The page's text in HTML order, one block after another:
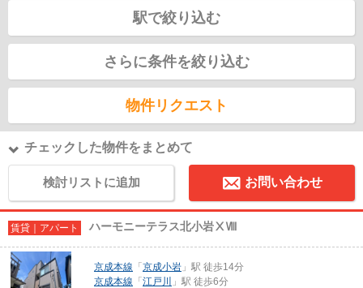
駅で絞り込む
さらに条件を絞り込む
物件リクエスト
チェックした物件をまとめて
検討リストに追加 お問い合わせ
賃貸｜アパート ハーモニーテラス北小岩ⅩⅧ
京成本線 「 京成小岩 」駅 徒歩14分
京成本線 「 江戸川
」駅 徒歩6分